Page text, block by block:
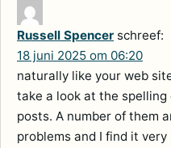
Russell Spencer schreef:
18 juni 2025 om 06:20
naturally like your web
take a look at the spelling
posts. A number of them
problems and I find it